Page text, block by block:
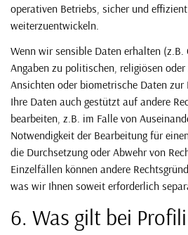
operativen Betriebs, sicher und
weiterzuentwickeln.
Wenn wir sensible Daten erhalten (z.B.
Angaben zu politischen, religiösen
Ansichten oder biometrische Daten
Ihre Daten auch gestützt auf andere
bearbeiten, z.B. im Falle von
Notwendigkeit der Bearbeitung für
die Durchsetzung oder Abwehr von
Einzelfällen können andere
was wir Ihnen soweit erforderlich
6. Was gilt bei